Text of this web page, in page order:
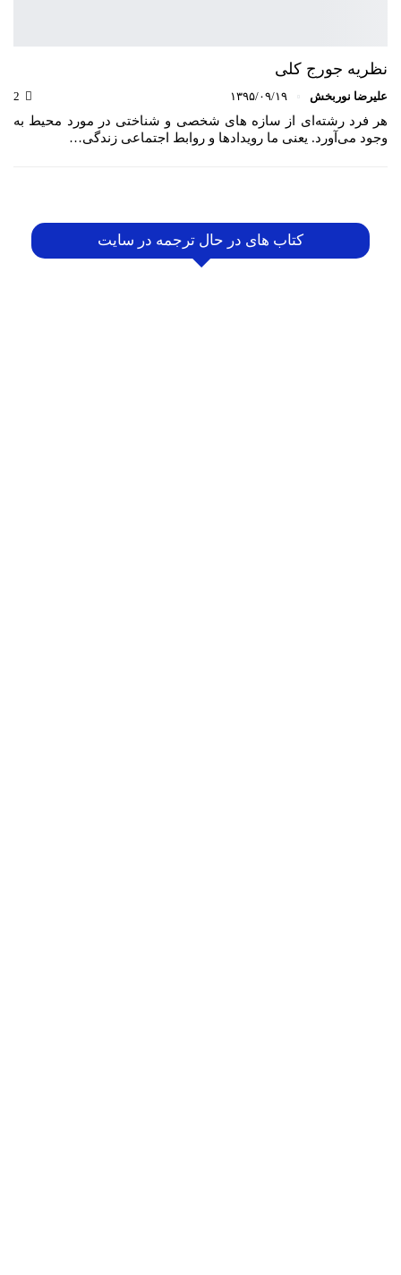
نظریه جورج کلی
علیرضا نوربخش ۱۳۹۵/۰۹/۱۹
هر فرد رشته‌­ای از سازه­‌ های شخصی و شناختی در مورد محیط به
وجود می‌آورد. یعنی ما رویدادها و روابط اجتماعی زندگی…
کتاب های در حال ترجمه در سایت